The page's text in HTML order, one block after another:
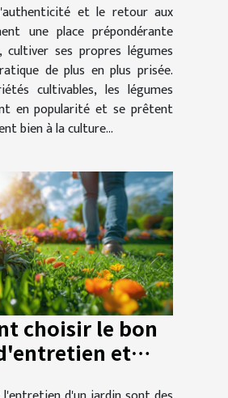
et le retour aux
une place prépondérante
cultiver ses propres légumes
de plus en plus prisée.
cultivables, les légumes
en popularité et se prêtent
bien à la culture...
choisir le bon
et